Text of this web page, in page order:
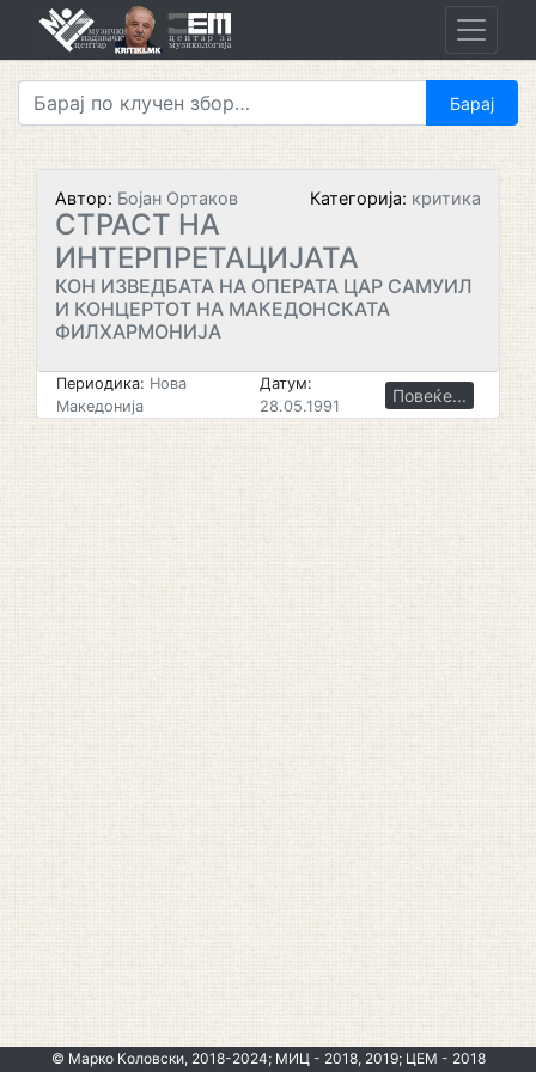
Автор: Бојан Ортаков Категорија: критика
СТРАСТ НА
ИНТЕРПРЕТАЦИЈАТА
КОН ИЗВЕДБАТА НА ОПЕРАТА ЦАР САМУИЛ
И КОНЦЕРТОТ НА МАКЕДОНСКАТА
ФИЛХАРМОНИЈА
Периодика: Нова
Македонија
Датум:
28.05.1991
Повеќе...
© Марко Коловски, 2018-2024; МИЦ - 2018, 2019; ЦЕМ - 2018